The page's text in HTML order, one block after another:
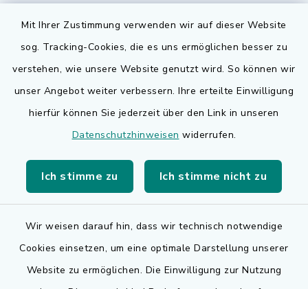
Mit Ihrer Zustimmung verwenden wir auf dieser Website
sog. Tracking-Cookies, die es uns ermöglichen besser zu
verstehen, wie unsere Website genutzt wird. So können wir
unser Angebot weiter verbessern. Ihre erteilte Einwilligung
hierfür können Sie jederzeit über den Link in unseren
Datenschutzhinweisen widerrufen.
Ich stimme zu Ich stimme nicht zu
Wir weisen darauf hin, dass wir technisch notwendige
Cookies einsetzen, um eine optimale Darstellung unserer
Website zu ermöglichen. Die Einwilligung zur Nutzung
Quicklinks
Bauen in Adelsdorf
BayernPortal
Landkreis Erlangen-Höchstadt